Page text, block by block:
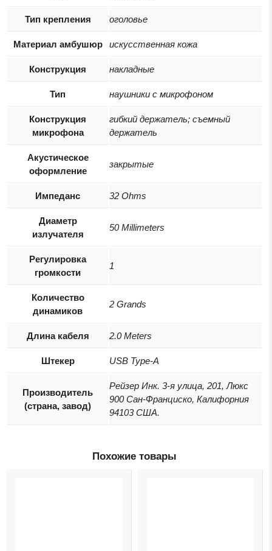
Тип крепления оголовье
Материал амбушюр искусственная кожа
Конструкция накладные
Тип наушники с микрофоном
Конструкция
микрофона
гибкий держатель; съемный
держатель
Акустическое
оформление
закрытые
Импеданс 32 Ohms
Диаметр
излучателя
50 Millimeters
Регулировка
громкости
1
Количество
динамиков
2 Grands
Длина кабеля 2.0 Meters
Штекер USB Type-A
Производитель
(страна, завод)
Рейзер Инк. 3-я улица, 201, Люкс
900 Сан-Франциско, Калифорния
94103 США.
Похожие товары